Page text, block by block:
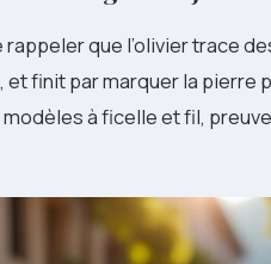
rappeler que l’olivier trace
finit par marquer la pierre
à ficelle et fil,